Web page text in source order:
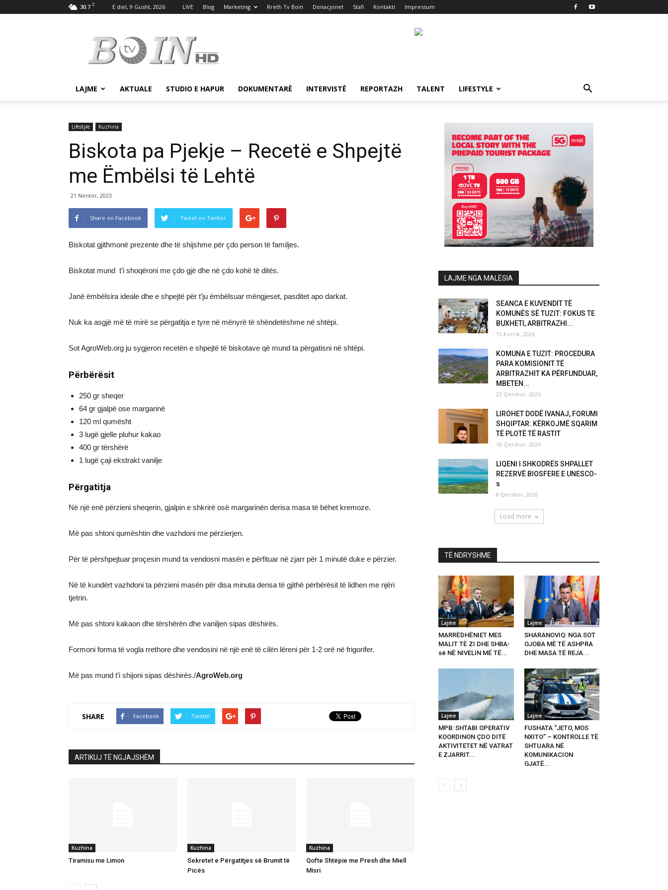
30.7 C E diel, 9 Gusht, 2026 LIVE Blog Marketing Rreth Tv Boin Donacjonet Stafi Kontakti Impressum
Boin
LAJME AKTUALE STUDIO E HAPUR DOKUMENTARË INTERVISTË REPORTAZH TALENT LIFESTYLE
Lifestyle Kuzhina
Biskota pa Pjekje – Recetë e Shpejtë
me Ëmbëlsi të Lehtë
21 Nëntor, 2023
Share on Facebook Tweet on Twitter
Biskotat gjithmonë prezente dhe të shijshme për çdo person të familjes.
Biskotat mund t’i shoqëroni me çdo gjë dhe në çdo kohë të ditës.
Janë ëmbëlsira ideale dhe e shpejtë për t’ju ëmbëlsuar mëngjeset, pasditet apo darkat.
Nuk ka asgjë më të mirë se përgatitja e tyre në mënyrë të shëndetëshme në shtëpi.
Sot AgroWeb.org ju sygjeron recetën e shpejtë të biskotave që mund ta përgatisni në shtëpi.
Përbërësit
250 gr sheqer
64 gr gjalpë ose margarinë
120 ml qumësht
3 lugë gjelle pluhur kakao
400 gr tërshërë
1 lugë çaji ekstrakt vanilje
Përgatitja
Në një enë përzieni sheqerin, gjalpin e shkrirë osë margarinën derisa masa të bëhet kremoze.
Më pas shtoni qumështin dhe vazhdoni me përzierjen.
Për të përshpejtuar proçesin mund ta vendosni masën e përfituar në zjarr për 1 minutë duke e përzier.
Në të kundërt vazhdoni ta përzieni masën për disa minuta derisa të gjithë përbërësit të lidhen me njëri
tjetrin.
Më pas shtoni kakaon dhe tërshërën dhe vaniljen sipas dëshirës.
Formoni forma të vogla rrethore dhe vendosini në një enë të cilën lëreni për 1-2 orë në frigorifer.
Më pas mund t’i shijoni sipas dëshirës./AgroWeb.org
SHARE Facebook Twitter
ARTIKUJ TË NGJAJSHËM
Kuzhina
Tiramisu me Limon
Kuzhina
Sekretet e Përgatitjes së Brumit të
Picës
Kuzhina
Qofte Shtëpie me Presh dhe Miell
Misri
LAJME NGA MALËSIA
SEANCA E KUVENDIT TË
KOMUNËS SË TUZIT: FOKUS TE
BUXHETI, ARBITRAZHI...
15 Korrik, 2026
KOMUNA E TUZIT: PROCEDURA
PARA KOMISIONIT TË
ARBITRAZHIT KA PËRFUNDUAR,
MBETEN...
23 Qershor, 2026
LIROHET DODË IVANAJ, FORUMI
SHQIPTAR: KËRKOJMË SQARIM
TË PLOTË TË RASTIT
10 Qershor, 2026
LIQENI I SHKODRËS SHPALLET
REZERVË BIOSFERE E UNESCO-
s
8 Qershor, 2026
Load more
TË NDRYSHME
Lajme
MARRËDHËNIET MES
MALIT TË ZI DHE SHBA-
së NË NIVELIN MË TË...
Lajme
SHARANOVIQ: NGA SOT
GJOBA MË TË ASHPRA
DHE MASA TË REJA...
Lajme
MPB: SHTABI OPERATIV
KOORDINON ÇDO DITË
AKTIVITETET NË VATRAT
E ZJARRIT...
Lajme
FUSHATA “JETO, MOS
NXITO” – KONTROLLE TË
SHTUARA NË
KOMUNIKACION
GJATË...